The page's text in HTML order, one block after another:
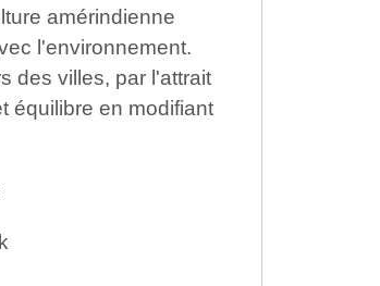
amérindienne
l'environnement.
des villes, par l'attrait
équilibre en modifiant